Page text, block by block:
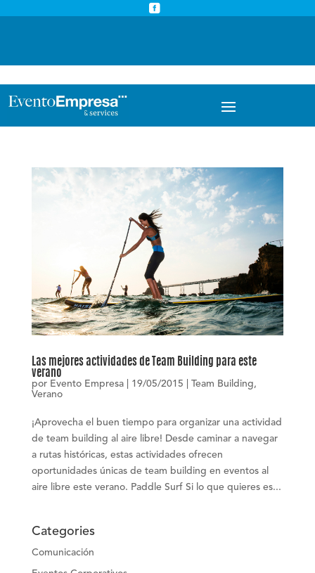

Las mejores actividades de Team Building para este
verano
por Evento Empresa| 19/05/2015 Team Building,
Verano
¡Aprovecha el buen tiempo para organizar una actividad
de team building al aire libre! Desde caminar a navegar
a rutas históricas, estas actividades ofrecen
oportunidades únicas de team building en eventos al
aire libre este verano. Paddle Surf Si lo que quieres es...
Categories
Comunicación